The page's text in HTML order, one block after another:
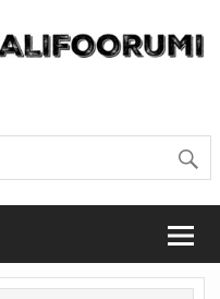
/ Suomen
Lähteellä, Helsingissä